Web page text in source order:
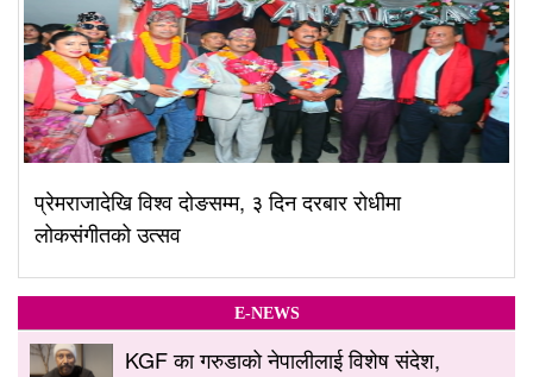
प्रेमराजादेखि विश्व दोङसम्म, ३ दिन दरबार रोधीमा
लोकसंगीतको उत्सव
E-NEWS
KGF का गरुडाको नेपालीलाई विशेष संदेश,